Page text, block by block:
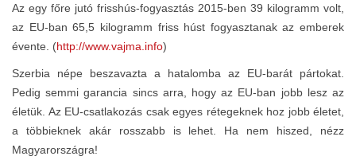
Az egy főre jutó frisshús-fogyasztás 2015-ben 39 kilogramm volt,
az EU-ban 65,5 kilogramm friss húst fogyasztanak az emberek
évente. (http://www.vajma.info)
Szerbia népe beszavazta a hatalomba az EU-barát pártokat.
Pedig semmi garancia sincs arra, hogy az EU-ban jobb lesz az
életük. Az EU-csatlakozás csak egyes rétegeknek hoz jobb életet,
a többieknek akár rosszabb is lehet. Ha nem hiszed, nézz
Magyarországra!